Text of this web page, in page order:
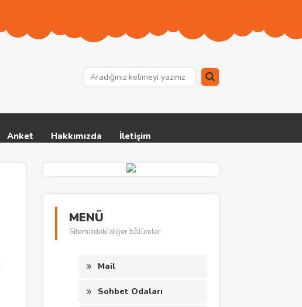
Anket Hakkımızda İletişim
MENÜ
Sitemizdeki diğer bölümler
Mail
Sohbet Odaları